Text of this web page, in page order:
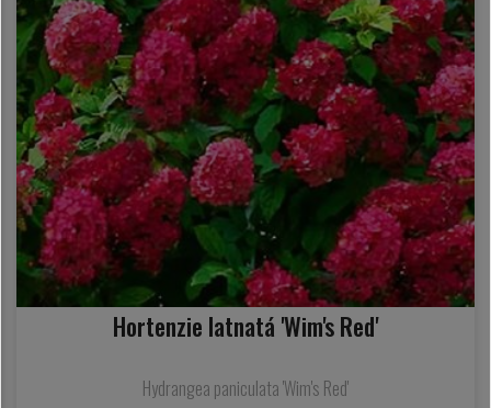
Hortenzie latnatá 'Wim's Red'
Hydrangea paniculata 'Wim's Red'